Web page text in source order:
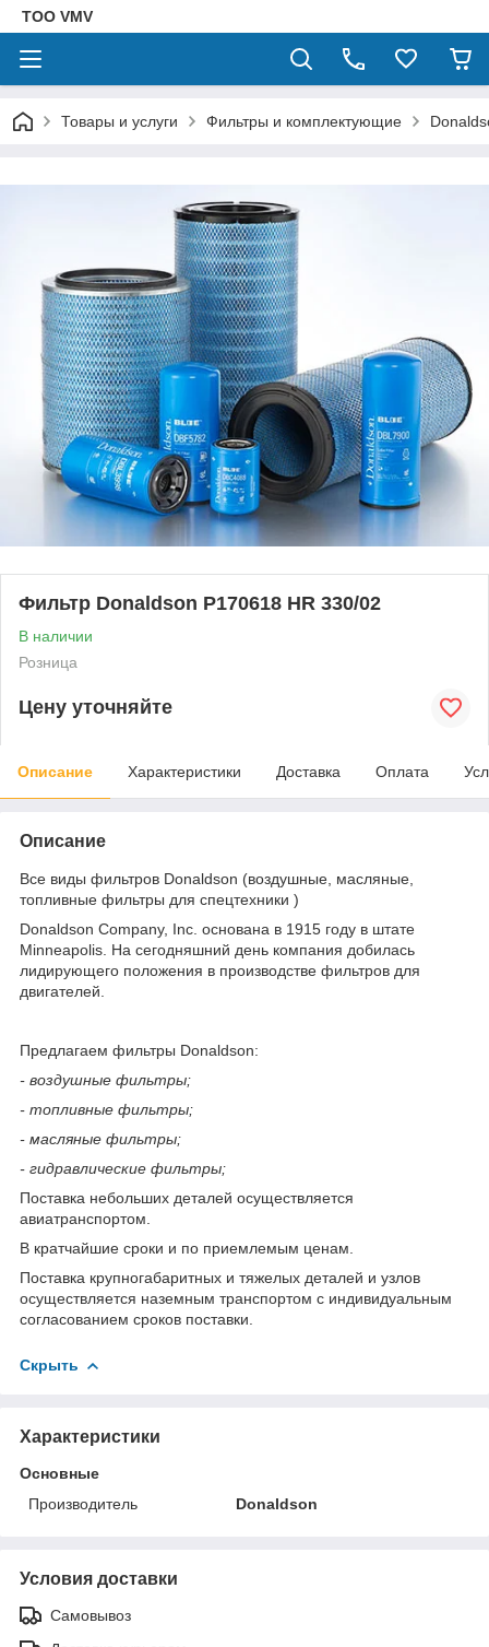
ТОО VMV
Товары и услуги Фильтры и комплектующие
Фильтр Donaldson P170618 HR 330/02
В наличии
Розница
Цену уточняйте
Описание Характеристики Доставка Оплата
Описание
Все виды фильтров Donaldson (воздушные, масляные,
топливные фильтры для спецтехники )
Donaldson Company, Inc. основана в 1915 году в штате
Minneapolis. На сегодняшний день компания добилась
лидирующего положения в производстве фильтров для
двигателей.
Предлагаем фильтры Donaldson:
- воздушные фильтры;
- топливные фильтры;
- масляные фильтры;
- гидравлические фильтры;
Поставка небольших деталей осуществляется
авиатранспортом.
В кратчайшие сроки и по приемлемым ценам.
Поставка крупногабаритных и тяжелых деталей и узлов
осуществляется наземным транспортом с индивидуальным
согласованием сроков поставки.
Скрыть
Характеристики
Основные
Производитель
Donaldson
Условия доставки
Самовывоз